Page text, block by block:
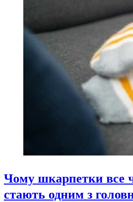
Чому шкарпетки все
стають одним з